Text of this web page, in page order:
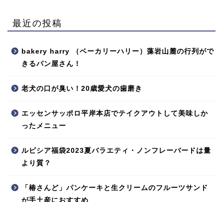
最近の投稿
bakery harry （ベーカリーハリー）藻岩山麓の行列がで
きるパン屋さん！
老犬の口が臭い！20歳愛犬の歯磨き
エッセンサッポロ平岸本店でテイクアウトして美味しか
ったメニュー
ルピシア福袋2023夏バラエティ・ノンフレーバードは量
より質？
「椿さんど」パンケーキと生クリームのフルーツサンド
が手土産におすすめ